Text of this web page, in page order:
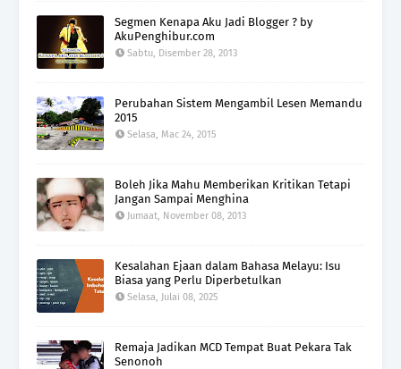
Segmen Kenapa Aku Jadi Blogger ? by
AkuPenghibur.com
Sabtu, Disember 28, 2013
Perubahan Sistem Mengambil Lesen Memandu
2015
Selasa, Mac 24, 2015
Boleh Jika Mahu Memberikan Kritikan Tetapi
Jangan Sampai Menghina
Jumaat, November 08, 2013
Kesalahan Ejaan dalam Bahasa Melayu: Isu
Biasa yang Perlu Diperbetulkan
Selasa, Julai 08, 2025
Remaja Jadikan MCD Tempat Buat Pekara Tak
Senonoh